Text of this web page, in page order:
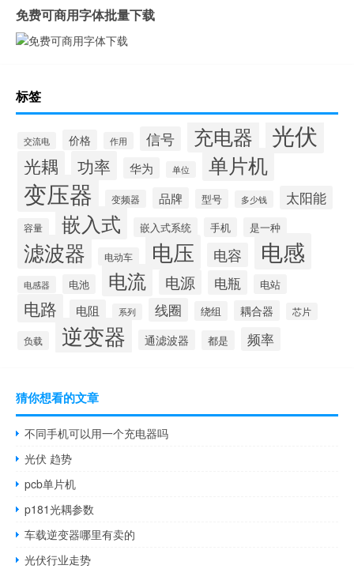
免费可商用字体批量下载
标签
交流电 价格 作用 信号 充电器 光伏
光耦 功率 华为 单位 单片机
变压器 变频器 品牌 型号 多少钱 太阳能
容量 嵌入式 嵌入式系统 手机 是一种
滤波器 电动车 电压 电容 电感
电感器 电池 电流 电源 电瓶 电站
电路 电阻 系列 线圈 绕组 耦合器 芯片
负载 逆变器 通滤波器 都是 频率
猜你想看的文章
不同手机可以用一个充电器吗
光伏 趋势
pcb单片机
p181光耦参数
车载逆变器哪里有卖的
光伏行业走势